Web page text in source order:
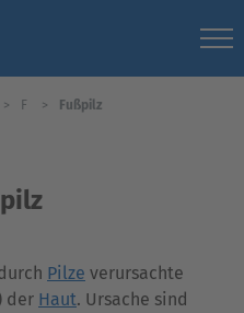
F Fußpilz
Pilze verursachte
der Haut. Ursache sind